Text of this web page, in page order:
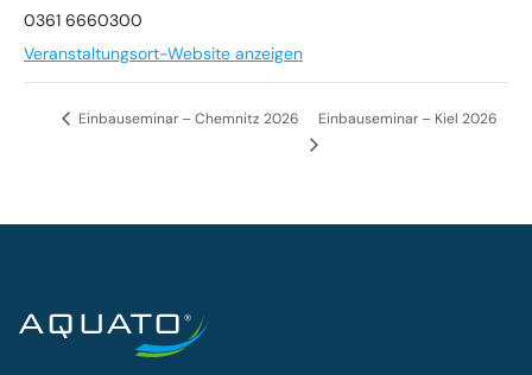
0361 6660300
Veranstaltungsort-Website anzeigen
Einbauseminar – Chemnitz 2026 Einbauseminar – Kiel 2026